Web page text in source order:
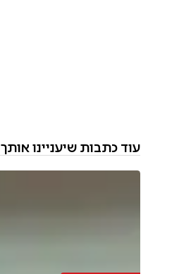
עוד כתבות שיעניינו אותך